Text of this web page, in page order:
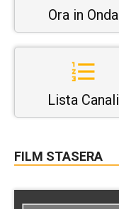
Ora in Onda
Lista Canali
FILM STASERA